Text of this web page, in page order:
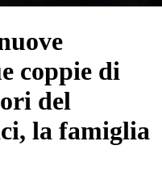
coppie di
del
la famiglia